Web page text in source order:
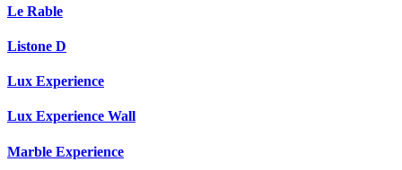
Le Rable
Listone D
Lux Experience
Lux Experience Wall
Marble Experience